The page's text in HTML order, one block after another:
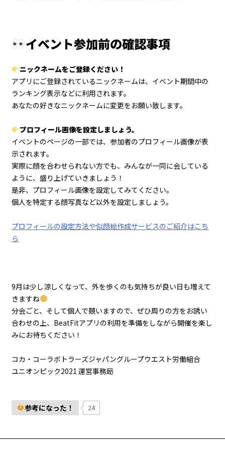
イベント参加前の確認事項
ニックネームをご登録ください！
アプリにご登録されているニックネームは、イベント期間中の
ランキング表示などに利用されます。
あなたの好きなニックネームに変更をお願い致します。
プロフィール画像を設定しましょう。
イベントのページの一部では、参加者のプロフィール画像が表
示されます。
実際に顔を合わせられない方でも、みんなが一同に会している
ように、盛り上げていきましょう！
是非、プロフィール画像を設定してみてください。
個人を特定する顔写真など以外を設定しましょう。
プロフィールの設定方法や似顔絵作成サービスのご紹介はこち
ら
9月は少し涼しくなって、外を歩くのも気持ちが良い日も増えて
きますね
分会ごと、そして個人で競いますので、ぜひ周りの方をお誘い
合わせの上、 BeatFitアプリの利用を準備をしながら開催を楽し
みにお待ちください！
コカ・コーラボトラーズジャパングループウエスト労働組合
ユニオンピック2021 運営事務局
参考になった！ 24